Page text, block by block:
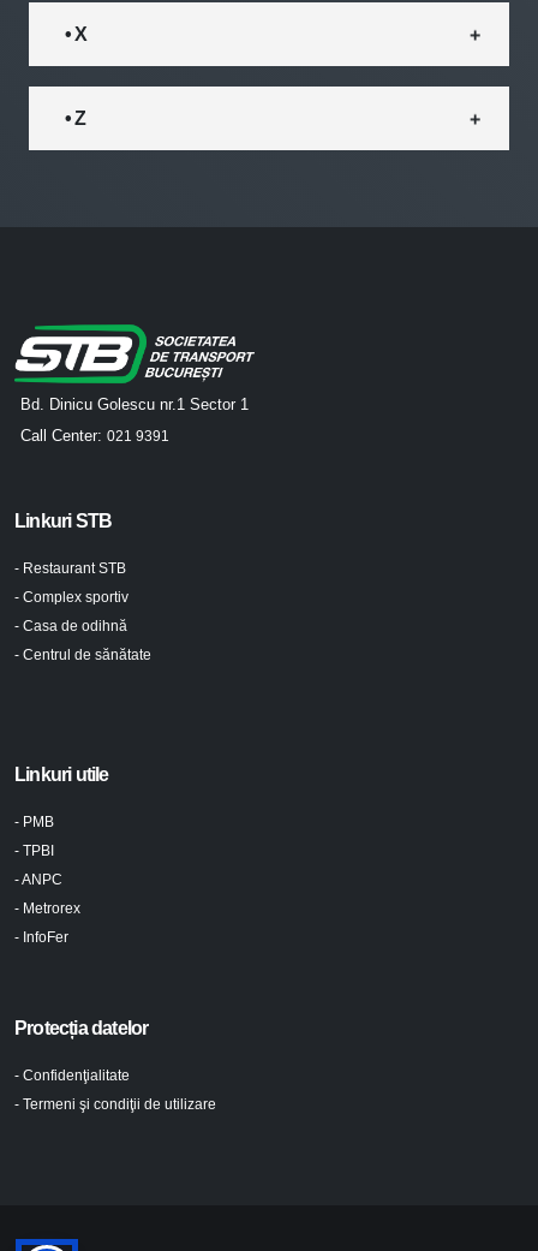
• X
• Z
Bd. Dinicu Golescu nr.1 Sector 1
Call Center: 021 9391
Linkuri STB
- Restaurant STB
- Complex sportiv
- Casa de odihnă
- Centrul de sănătate
Linkuri utile
- PMB
- TPBI
- ANPC
- Metrorex
- InfoFer
Protecția datelor
- Confidenţialitate
- Termeni şi condiţii de utilizare